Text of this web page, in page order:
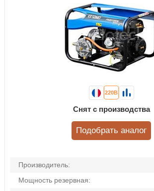
Производитель:
Мощность резервная:
220В
Снят с производства
Подобрать аналог